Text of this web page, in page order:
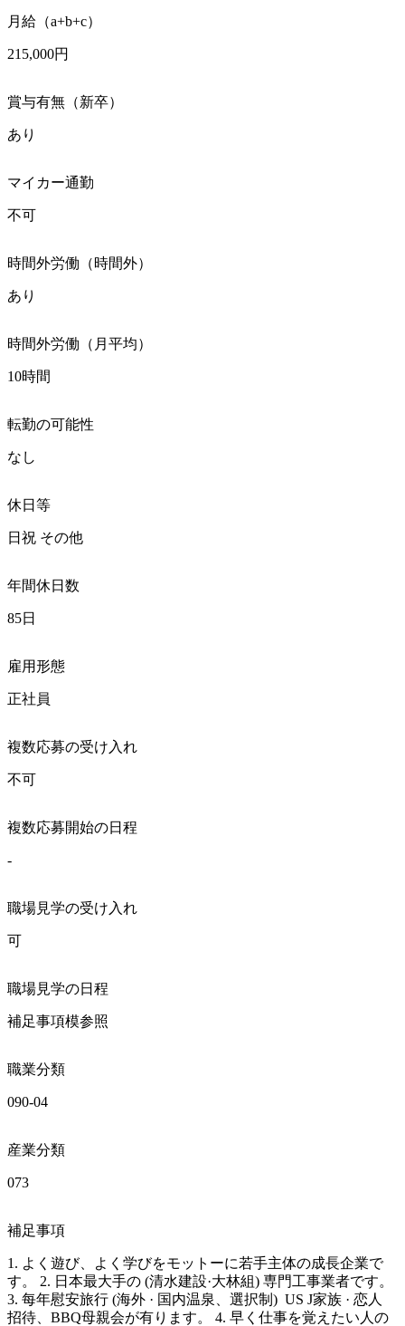
月給（a+b+c）
215,000円
賞与有無（新卒）
あり
マイカー通勤
不可
時間外労働（時間外）
あり
時間外労働（月平均）
10時間
転勤の可能性
なし
休日等
日祝 その他
年間休日数
85日
雇用形態
正社員
複数応募の受け入れ
不可
複数応募開始の日程
-
職場見学の受け入れ
可
職場見学の日程
補足事項模参照
職業分類
090-04
産業分類
073
補足事項
1. よく遊び、よく学びをモットーに若手主体の成長企業で
す。 2. 日本最大手の (清水建設·大林組) 専門工事業者です。
3. 每年慰安旅行 (海外 · 国内温泉、選択制)  US J家族 · 恋人
招待、BBQ母親会が有ります。 4. 早く仕事を覚えたい人の